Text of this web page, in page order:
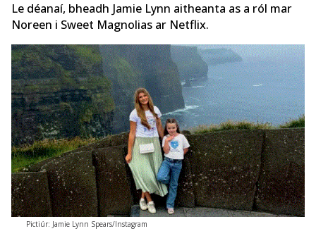
Le déanaí, bheadh ​​​​Jamie Lynn aitheanta as a ról mar
Noreen i Sweet Magnolias ar Netflix.
Pictiúr: Jamie Lynn Spears/Instagram